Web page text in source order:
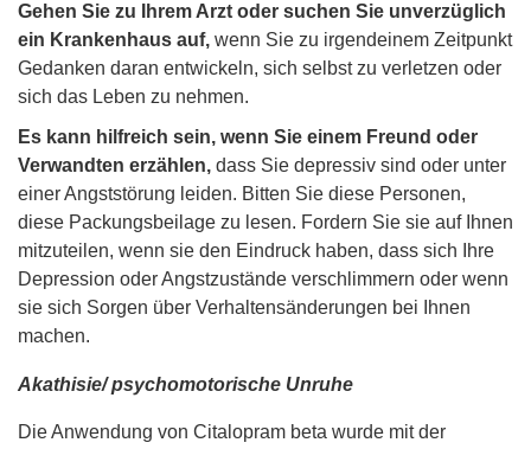
Gehen Sie zu Ihrem Arzt oder suchen Sie unverzüglich
ein Krankenhaus auf, wenn Sie zu irgendeinem Zeitpunkt
Gedanken daran entwickeln, sich selbst zu verletzen oder
sich das Leben zu nehmen.
Es kann hilfreich sein, wenn Sie einem Freund oder
Verwandten erzählen, dass Sie depressiv sind oder unter
einer Angststörung leiden. Bitten Sie diese Personen,
diese Packungsbeilage zu lesen. Fordern Sie sie auf Ihnen
mitzuteilen, wenn sie den Eindruck haben, dass sich Ihre
Depression oder Angstzustände verschlimmern oder wenn
sie sich Sorgen über Verhaltensänderungen bei Ihnen
machen.
Akathisie/ psychomotorische Unruhe
Die Anwendung von Citalopram beta wurde mit der